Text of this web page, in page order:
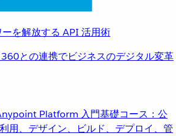
を解放する API 活用術
との連携でビジネスのデジタル変革
Platform 入門基礎コース：公
用、デザイン、ビルド、デプロイ、管